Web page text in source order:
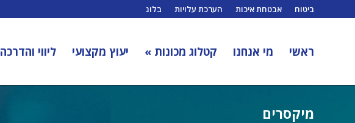
ביטוח אבטחת איכות הערכת עלויות בלוג
ראשי מי אנחנו קטלוג מכונות » יעוץ מקצועי ליווי והדרכה
מיקסרים